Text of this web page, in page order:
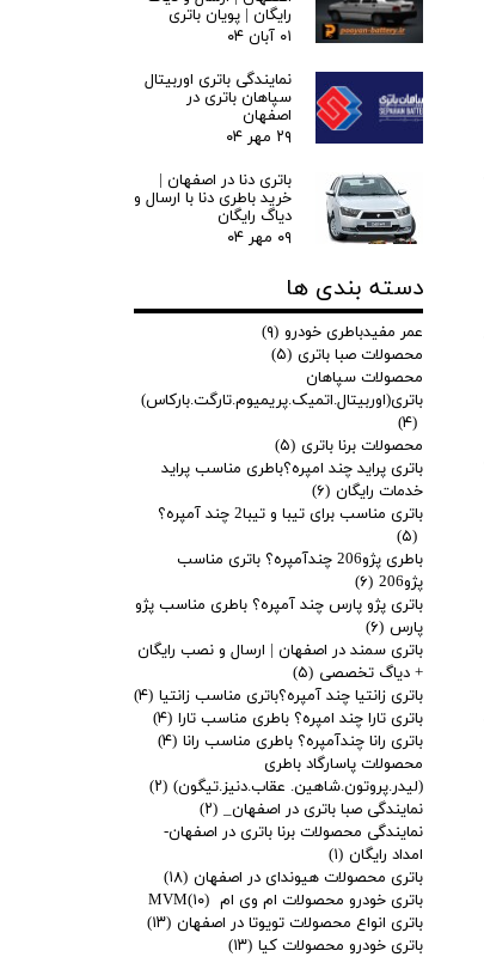
رایگان | پویان باتری
۰۱ آبان ۰۴
نمایندگی باتری اوربیتال
سپاهان باتری در
اصفهان
۲۹ مهر ۰۴
باتری دنا در اصفهان |
خرید باطری دنا با ارسال و
دیاگ رایگان
۰۹ مهر ۰۴
دسته بندی ها
عمر مفیدباطری خودرو (۹)
محصولات صبا باتری (۵)
محصولات سپاهان
باتری(اوربیتال.اتمیک.پریمیوم.تارگت.بارکاس)
(۴)
محصولات برنا باتری (۵)
باتری پراید چند امپره؟باطری مناسب پراید
خدمات رایگان (۶)
باتری مناسب برای تیبا و تیبا2 چند آمپره؟
(۵)
باطری پژو206 چندآمپره؟ باتری مناسب
پژو206
(۶)
باتری پژو پارس چند آمپره؟ باطری مناسب پژو
پارس (۶)
باتری سمند در اصفهان | ارسال و نصب رایگان
+ دیاگ تخصصی (۵)
باتری زانتیا چند آمپره؟باتری مناسب زانتیا (۴)
باتری تارا چند امپره؟ باطری مناسب تارا (۴)
باتری رانا چندآمپره؟ باطری مناسب رانا (۴)
محصولات پاسارگاد باطری
(لیدر.پروتون.شاهین. عقاب.دنیز.تیگون) (۲)
نمایندگی صبا باتری در اصفهان_ (۲)
نمایندگی محصولات برنا باتری در اصفهان-
امداد رایگان (۱)
باتری محصولات هیوندای در اصفهان (۱۸)
باتری خودرو محصولات ام وی ام MVM (۱۰)
باتری انواع محصولات تویوتا در اصفهان (۱۳)
باتری خودرو محصولات کیا (۱۳)